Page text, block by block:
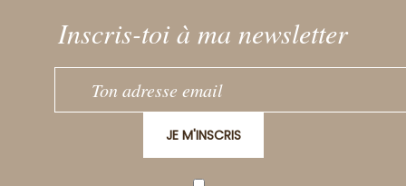
Inscris-toi à ma newsletter
JE M'INSCRIS